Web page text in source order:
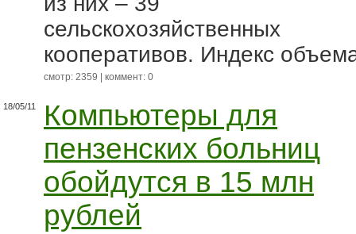
сельскохозяйственных
кооперативов. Индекс
смотр: 2359 | коммент: 0
18/05/11
Компьютеры для
пензенских больниц
обойдутся в 15 млн
рублей